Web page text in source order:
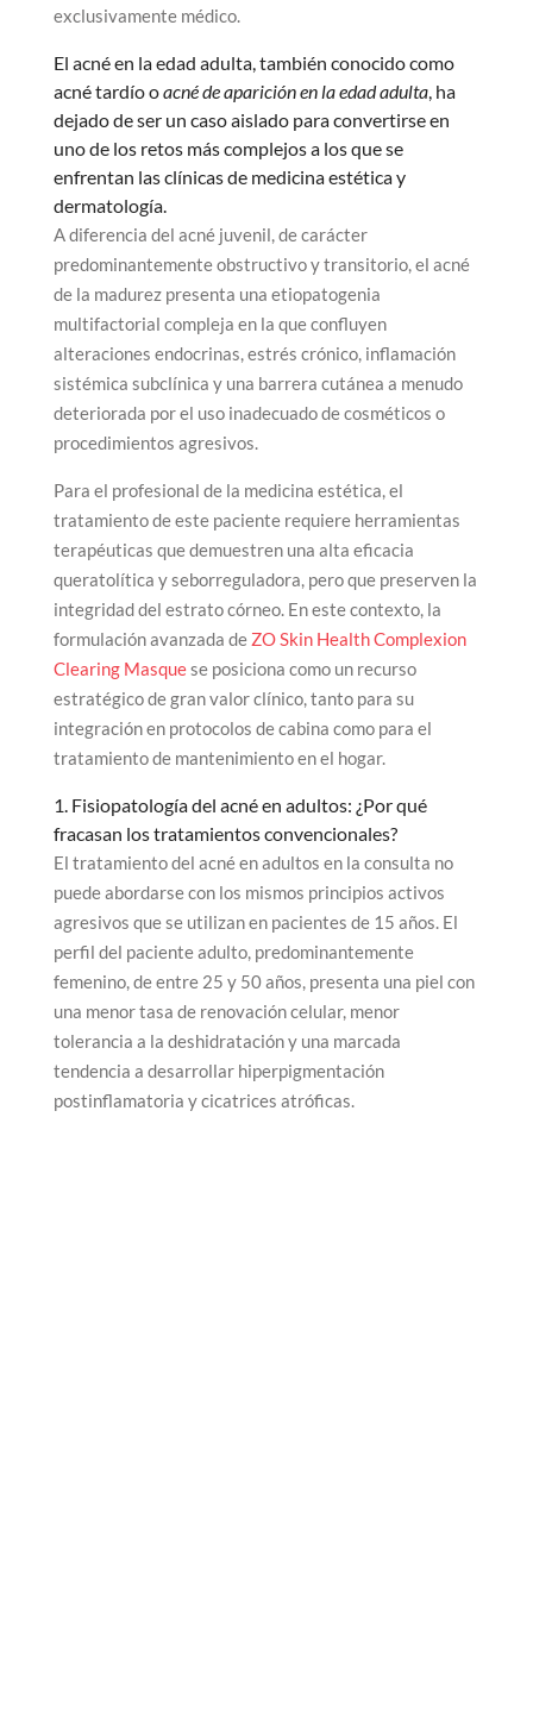
exclusivamente médico.
El acné en la edad adulta, también conocido como
acné tardío oacné de aparición en la edad adulta, ha
dejado de ser un caso aislado para convertirse en
uno de los retos más complejos a los que se
enfrentan las clínicas de medicina estética y
dermatología.
A diferencia del acné juvenil, de carácter
predominantemente obstructivo y transitorio, el acné
de la madurez presenta una etiopatogenia
multifactorial compleja en la que confluyen
alteraciones endocrinas, estrés crónico, inflamación
sistémica subclínica y una barrera cutánea a menudo
deteriorada por el uso inadecuado de cosméticos o
procedimientos agresivos.
Para el profesional de la medicina estética, el
tratamiento de este paciente requiere herramientas
terapéuticas que demuestren una alta eficacia
queratolítica y seborreguladora, pero que preserven la
integridad del estrato córneo. En este contexto, la
formulación avanzada de ZO Skin Health Complexion
Clearing Masquese posiciona como un recurso
estratégico de gran valor clínico, tanto para su
integración en protocolos de cabina como para el
tratamiento de mantenimiento en el hogar.
1. Fisiopatología del acné en adultos: ¿Por qué
fracasan los tratamientos convencionales?
El tratamiento del acné en adultos en la consulta no
puede abordarse con los mismos principios activos
agresivos que se utilizan en pacientes de 15 años. El
perfil del paciente adulto, predominantemente
femenino, de entre 25 y 50 años, presenta una piel con
una menor tasa de renovación celular, menor
tolerancia a la deshidratación y una marcada
tendencia a desarrollar hiperpigmentación
postinflamatoria y cicatrices atróficas.